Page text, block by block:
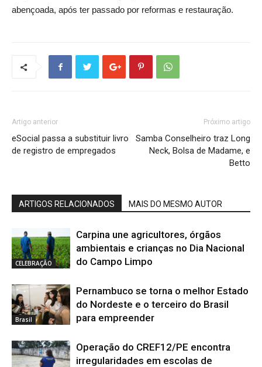
abençoada, após ter passado por reformas e restauração.
Artigo anterior
eSocial passa a substituir livro
de registro de empregados
Próximo artigo
Samba Conselheiro traz Long
Neck, Bolsa de Madame, e
Betto
ARTIGOS RELACIONADOS MAIS DO MESMO AUTOR
CELEBRAÇÃO
Carpina une agricultores, órgãos
ambientais e crianças no Dia Nacional
do Campo Limpo
Brasil
Pernambuco se torna o melhor Estado
do Nordeste e o terceiro do Brasil
para empreender
Operação do CREF12/PE encontra
irregularidades em escolas de